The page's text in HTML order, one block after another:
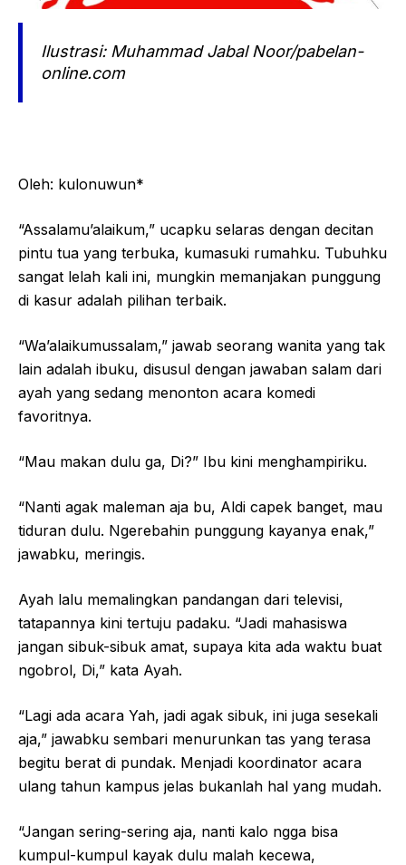
Ilustrasi: Muhammad Jabal Noor/pabelan-
online.com
Oleh: kulonuwun*
“Assalamu’alaikum,” ucapku selaras dengan decitan
pintu tua yang terbuka, kumasuki rumahku. Tubuhku
sangat lelah kali ini, mungkin memanjakan punggung
di kasur adalah pilihan terbaik.
“Wa’alaikumussalam,” jawab seorang wanita yang tak
lain adalah ibuku, disusul dengan jawaban salam dari
ayah yang sedang menonton acara komedi
favoritnya.
“Mau makan dulu ga, Di?” Ibu kini menghampiriku.
“Nanti agak maleman aja bu, Aldi capek banget, mau
tiduran dulu. Ngerebahin punggung kayanya enak,”
jawabku, meringis.
Ayah lalu memalingkan pandangan dari televisi,
tatapannya kini tertuju padaku. “Jadi mahasiswa
jangan sibuk-sibuk amat, supaya kita ada waktu buat
ngobrol, Di,” kata Ayah.
“Lagi ada acara Yah, jadi agak sibuk, ini juga sesekali
aja,” jawabku sembari menurunkan tas yang terasa
begitu berat di pundak. Menjadi koordinator acara
ulang tahun kampus jelas bukanlah hal yang mudah.
“Jangan sering-sering aja, nanti kalo ngga bisa
kumpul-kumpul kayak dulu malah kecewa,